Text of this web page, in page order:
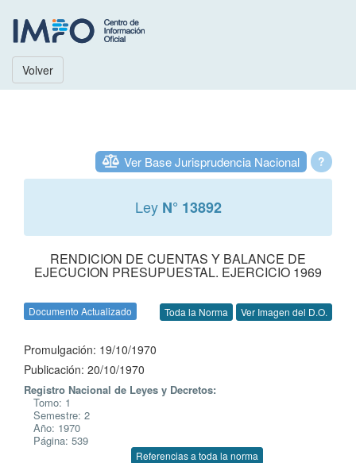
Volver
?
Ver Base Jurisprudencia Nacional
Ley N° 13892
RENDICION DE CUENTAS Y BALANCE DE
EJECUCION PRESUPUESTAL. EJERCICIO 1969
Documento Actualizado Toda la Norma Ver Imagen del D.O.
Promulgación: 19/10/1970
Publicación: 20/10/1970
Registro Nacional de Leyes y Decretos:
Tomo: 1
Semestre: 2
Año: 1970
Página: 539
Referencias a toda la norma